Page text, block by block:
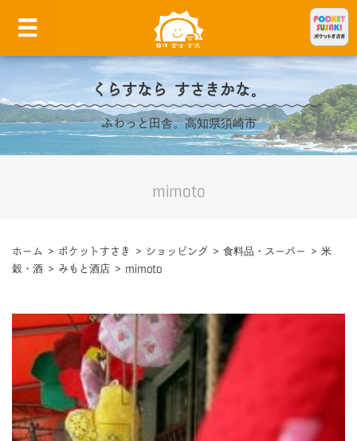
くらすなら すさきかな。
ふわっと田舎。高知県須崎市
mimoto
ホーム > ポケットすさき > ショッピング > 食料品・スーパー > 米
穀・酒 > みもと酒店 > mimoto